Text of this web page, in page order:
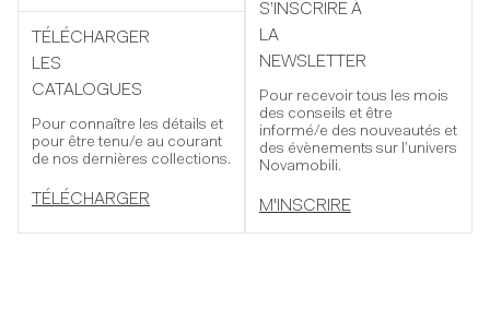
TÉLÉCHARGER
LES
CATALOGUES
Pour connaître les détails et
pour être tenu/e au courant
de nos dernières collections.
TÉLÉCHARGER
S’INSCRIRE À
LA
NEWSLETTER
Pour recevoir tous les mois
des conseils et être
informé/e des nouveautés et
des évènements sur l’univers
Novamobili.
M'INSCRIRE